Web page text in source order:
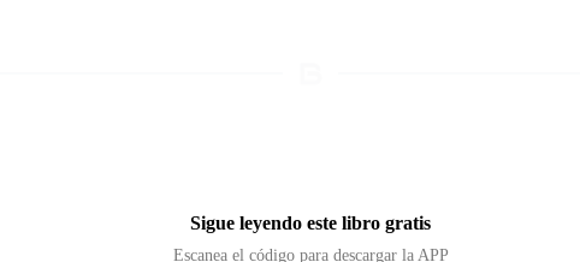
Sigue leyendo este libro gratis
Escanea el código para descargar la APP